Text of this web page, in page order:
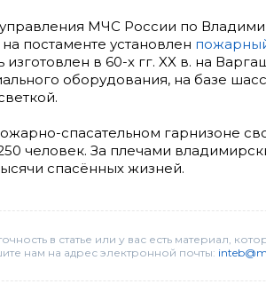
управления МЧС России по
постаменте установлен
в 60-х гг. XX в. на
оборудования, на базе
спасательном гарнизоне
человек. За плечами
спасённых жизней.
в статье или у вас есть материал,
нам на адрес электронной почты: